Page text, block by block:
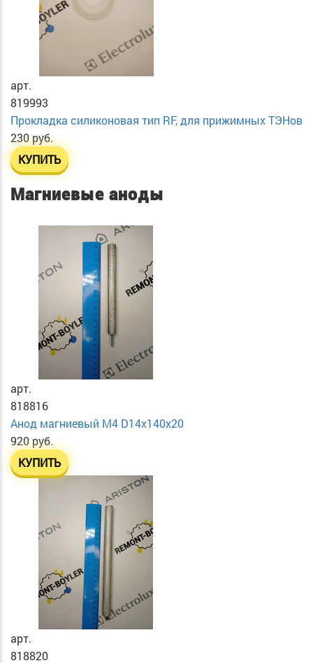
арт.
819993
Прокладка силиконовая тип RF, для прижимных ТЭНов
230 руб.
КУПИТЬ
Магниевые аноды
арт.
818816
Анод магниевый М4 D14х140х20
920 руб.
КУПИТЬ
арт.
818820